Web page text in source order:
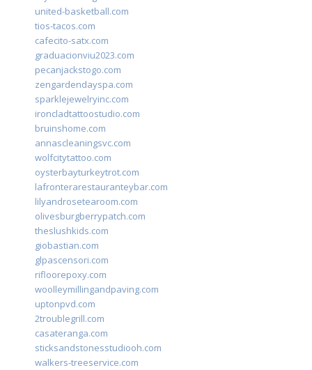
united-basketball.com
tios-tacos.com
cafecito-satx.com
graduacionviu2023.com
pecanjackstogo.com
zengardendayspa.com
sparklejewelryinc.com
ironcladtattoostudio.com
bruinshome.com
annascleaningsvc.com
wolfcitytattoo.com
oysterbayturkeytrot.com
lafronterarestauranteybar.com
lilyandrosetearoom.com
olivesburgberrypatch.com
theslushkids.com
giobastian.com
glpascensori.com
rifloorepoxy.com
woolleymillingandpaving.com
uptonpvd.com
2troublegrill.com
casateranga.com
sticksandstonesstudiooh.com
walkers-treeservice.com